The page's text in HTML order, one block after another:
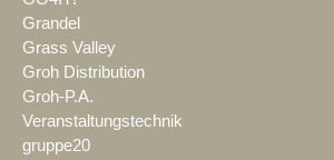
Grandel
Grass Valley
Groh Distribution
Groh-P.A.
Veranstaltungstechnik
gruppe20